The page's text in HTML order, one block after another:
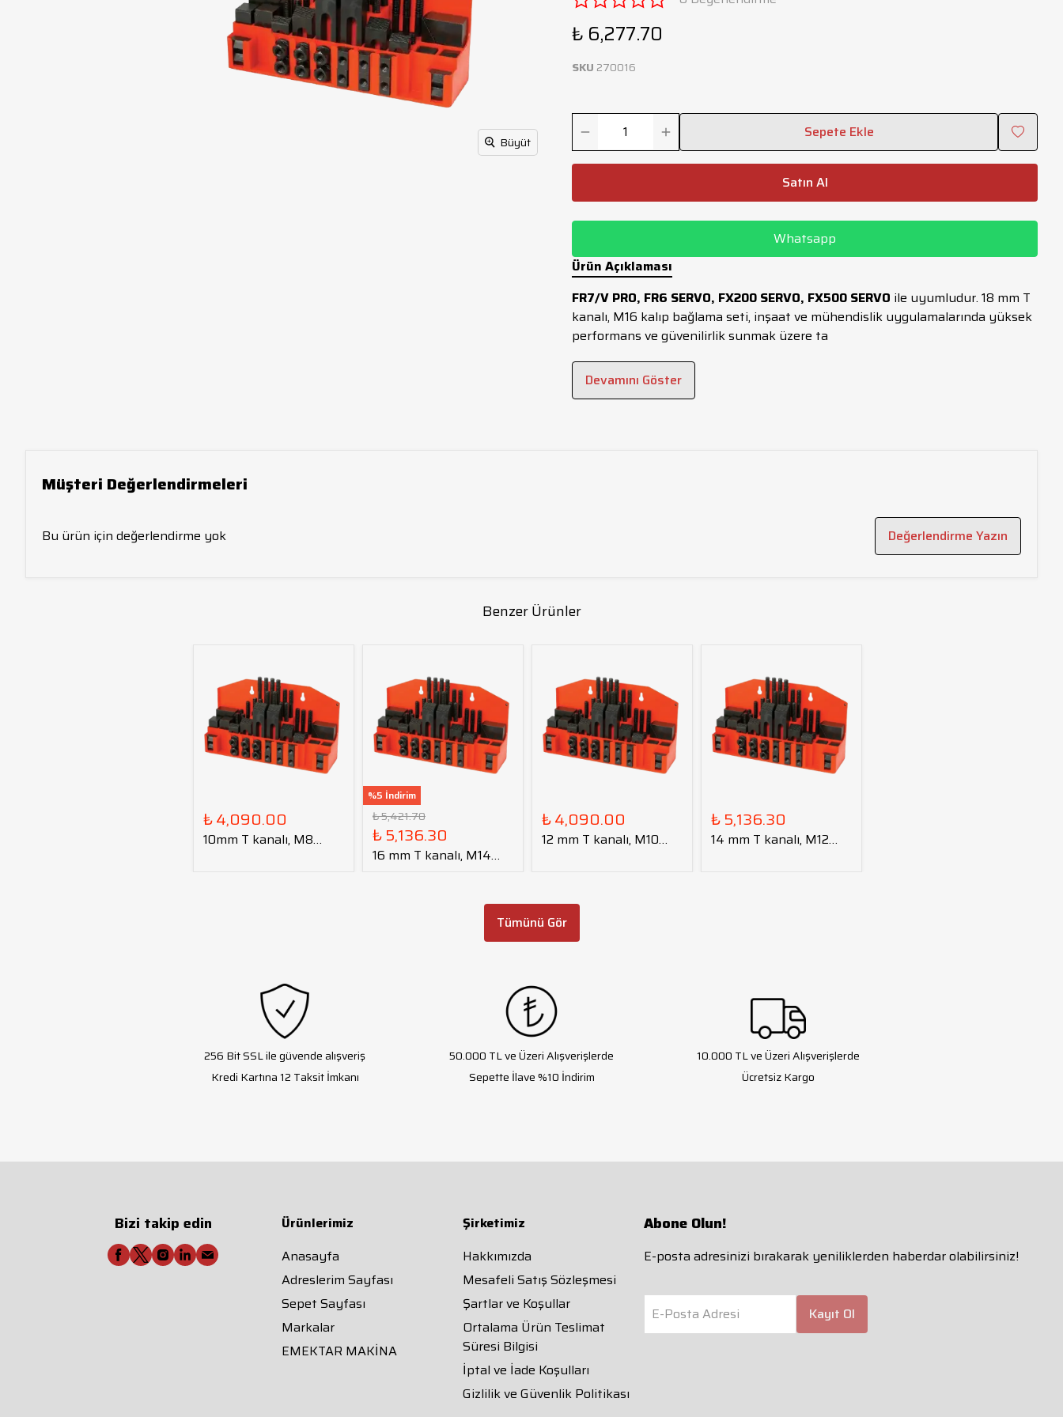
Büyüt
₺ 6,277.70
SKU 270016
Sepete Ekle
Satın Al
Whatsapp
Ürün Açıklaması
FR7/V PRO, FR6 SERVO, FX200 SERVO, FX500 SERVO ile uyumludur. 18 mm T
kanalı, M16 kalıp bağlama seti, inşaat ve mühendislik uygulamalarında yüksek
performans ve güvenilirlik sunmak üzere ta
Devamını Göster
Müşteri Değerlendirmeleri
Bu ürün için değerlendirme yok Değerlendirme Yazın
Benzer Ürünler
₺ 4,090.00
10mm T kanalı, M8
%5 İndirim
₺ 5,421.70
₺ 5,136.30
16 mm T kanalı, M14
₺ 4,090.00
12 mm T kanalı, M10
₺ 5,136.30
14 mm T kanalı, M12
Tümünü Gör
256 Bit SSL ile güvende alışveriş
Kredi Kartına 12 Taksit İmkanı
50.000 TL ve Üzeri Alışverişlerde
Sepette İlave %10 İndirim
10.000 TL ve Üzeri Alışverişlerde
Ücretsiz Kargo
Bizi takip edin
Ürünlerimiz
Anasayfa
Adreslerim Sayfası
Sepet Sayfası
Markalar
EMEKTAR MAKİNA
Şirketimiz
Hakkımızda
Mesafeli Satış Sözleşmesi
Şartlar ve Koşullar
Ortalama Ürün Teslimat
Süresi Bilgisi
İptal ve İade Koşulları
Gizlilik ve Güvenlik Politikası
Abone Olun!
E-posta adresinizi bırakarak yeniliklerden haberdar olabilirsiniz!
E-Posta Adresi Kayıt Ol